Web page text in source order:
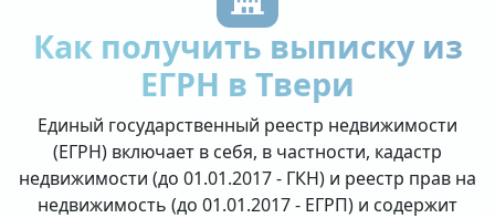
Как получить выписку из
ЕГРН в Твери
Единый государственный реестр недвижимости
(ЕГРН) включает в себя, в частности, кадастр
недвижимости (до 01.01.2017 - ГКН) и реестр прав на
недвижимость (до 01.01.2017 - ЕГРП) и содержит